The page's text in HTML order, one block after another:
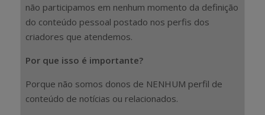
não participamos em nenhum momento da definição
do conteúdo pessoal postado nos perfis dos
criadores que atendemos.
Por que isso é importante?
Porque não somos donos de NENHUM perfil de
conteúdo de notícias ou relacionados.